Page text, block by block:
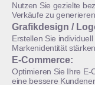
Nutzen Sie gezielte
Verkäufe zu
Grafikdesign /
Erstellen Sie
Markenidentität
E-Commerce:
Optimieren Sie Ihre E-
eine bessere